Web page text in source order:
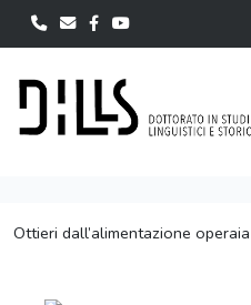
Ottieri dall’alimentazione